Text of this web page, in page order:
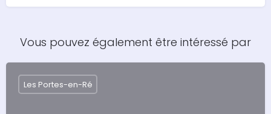
Vous pouvez également être intéressé par
Les Portes-en-Ré